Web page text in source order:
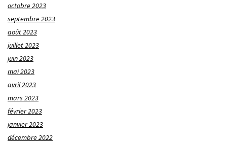
octobre 2023
septembre 2023
août 2023
juillet 2023
juin 2023
mai 2023
avril 2023
mars 2023
février 2023
janvier 2023
décembre 2022